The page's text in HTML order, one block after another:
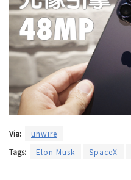
Via:
unwire
Tags:
Elon Musk SpaceX